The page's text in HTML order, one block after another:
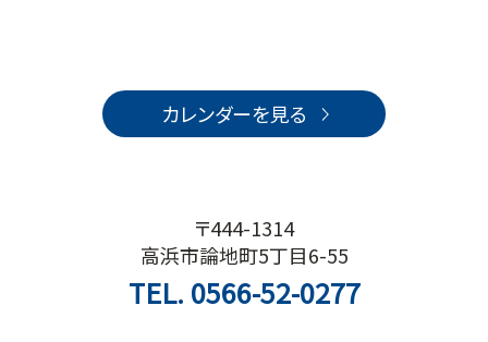
カレンダーを見る
〒444-1314
高浜市論地町5丁目6-55
TEL. 0566-52-0277